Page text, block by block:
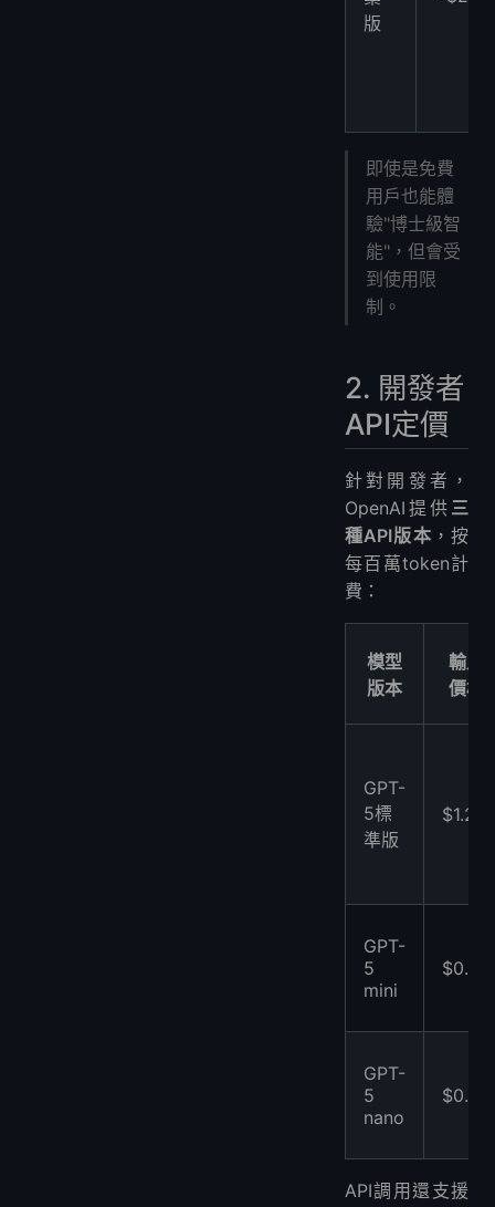
版
即使是免費
用戶也能體
驗"博士級智
能"，但會受
到使用限
制。
2. 開發者
API定價
針對開發者，
OpenAI提供 三
種API版本 ，按
每百萬token計
費：
模型
版本
輸入
價格
GPT-
5標
準版
$1.25
GPT-
5
mini
$0.25
GPT-
5
nano
$0.05
API調用還支援